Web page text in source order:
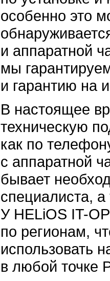
особенно это
и аппаратной
мы
и гарантию на
В настоящее
техническую
как по
с аппаратной
бывает
специалиста, а
У HELiOS IT-
по регионам,
использовать
в любой точке